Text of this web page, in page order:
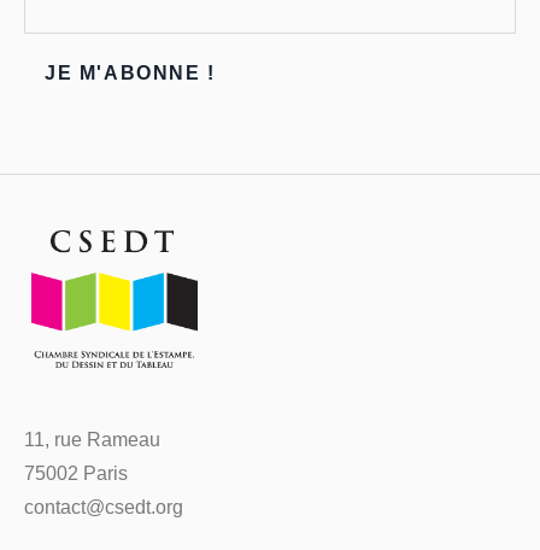
11, rue Rameau
75002 Paris
contact@csedt.org